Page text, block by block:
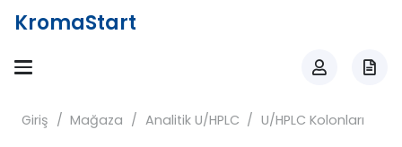
KromaStart
Giriş / Mağaza / Analitik U/HPLC / U/HPLC Kolonları